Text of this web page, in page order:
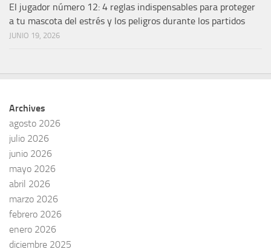
El jugador número 12: 4 reglas indispensables para proteger
a tu mascota del estrés y los peligros durante los partidos
JUNIO 19, 2026
Archives
agosto 2026
julio 2026
junio 2026
mayo 2026
abril 2026
marzo 2026
febrero 2026
enero 2026
diciembre 2025